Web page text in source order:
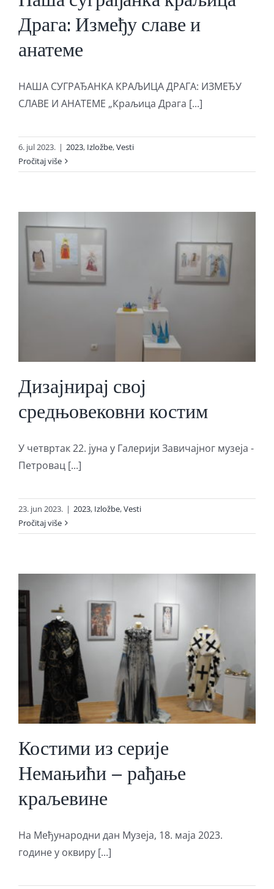
Драга: Између славе и
анатеме
НАША СУГРАЂАНКА КРАЉИЦА ДРАГА: ИЗМЕЂУ
СЛАВЕ И АНАТЕМЕ „Краљица Драга [...]
6. jul 2023. | 2023, Izložbe,Vesti
Pročitaj više
Дизајнирај свој
средњовековни костим
У четвртак 22. јуна у Галерији Завичајног музеја -
Петровац [...]
23. jun 2023. | 2023, Izložbe,Vesti
Pročitaj više
Костими из серије
Немањићи – рађање
краљевине
На Међународни дан Музеја, 18. маја 2023.
године у оквиру [...]